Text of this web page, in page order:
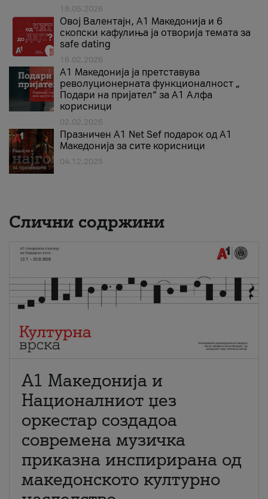
18.05.2026
Овој Валентајн, A1 Македонија и 6
скопски кафулиња ја отворија темата за
safe dating
16.02.2026
А1 Македонија ја претставува
револуционерната функционалност „
Подари на пријател“ за А1 Алфа
корисници
02.02.2026
Празничен A1 Net Sеf подарок од А1
Македонија за сите корисници
04.12.2025
Слични содржини
А1 Македонија и
Националниот џез
оркестар создадоа
современа музичка
приказна инспирирана од
македонското културно